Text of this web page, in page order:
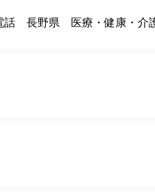
話 長野県 医療・健康・介